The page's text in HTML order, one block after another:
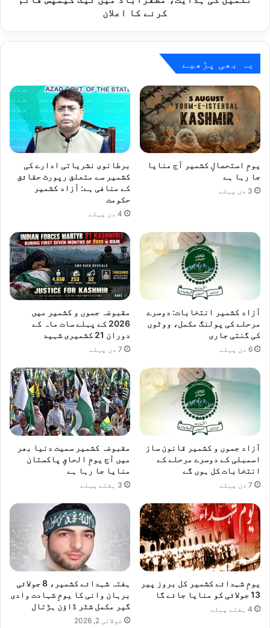
ٹیک
کرنے
کا
اعلان
کرنے کا اعلان
یہ بھی پڑھیے
یومِ استحصالِ کشمیر آج منایا
جا رہا ہے
3 دن پہلے
برطانوی نشریاتی ادارے کی
کشمیر سے متعلق رپورٹ حقائق
کے منافی ہے: آزاد کشمیر
حکومت
4 دن پہلے
آزاد کشمیر انتخابات: دوسرے
مرحلے کی پولنگ مکمل، ووٹوں
کی گنتی جاری
6 دن پہلے
مقبوضہ جموں و کشمیر میں
2026 کے پہلے سات ماہ کے
دوران 21 کشمیری شہید
7 دن پہلے
آزاد جموں و کشمیر قانون ساز
اسمبلی کے دوسرے مرحلے کے
انتخابات کل ہوں گے
7 دن پہلے
مقبوضہ کشمیر سمیت دنیا بھر
میں آج یومِ الحاقِ پاکستان
منایا جا رہا ہے
3 ہفتے پہلے
یومِ شہدائے کشمیر کل بروز پیر
13 جولائی کو منایا جائے گا
4 ہفتے پہلے
ہفتہ شہدائے کشمیر، 8 جولائی
برہان وانی کا یومِ شہادت وادی
گیر مکمل شٹر ڈاؤن ہڑتال
جولائی 2, 2026